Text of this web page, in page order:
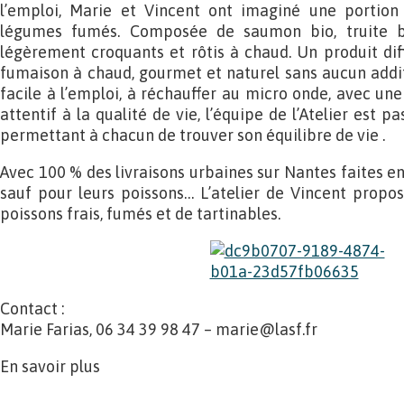
l’emploi, Marie et Vincent ont imaginé une
légumes fumés. Composée de saumon bio, truite
légèrement croquants et rôtis à chaud. Un produit
fumaison à chaud, gourmet et naturel sans aucun
facile à l’emploi, à réchauffer au micro onde, avec
attentif à la qualité de vie, l’équipe de l’Atelier est
permettant à chacun de trouver son équilibre de vie .
Avec 100 % des livraisons urbaines sur Nantes faites
sauf pour leurs poissons… L’atelier de Vincent
poissons frais, fumés et de tartinables.
Contact :
Marie Farias, 06 34 39 98 47 – marie@lasf.fr
En savoir plus